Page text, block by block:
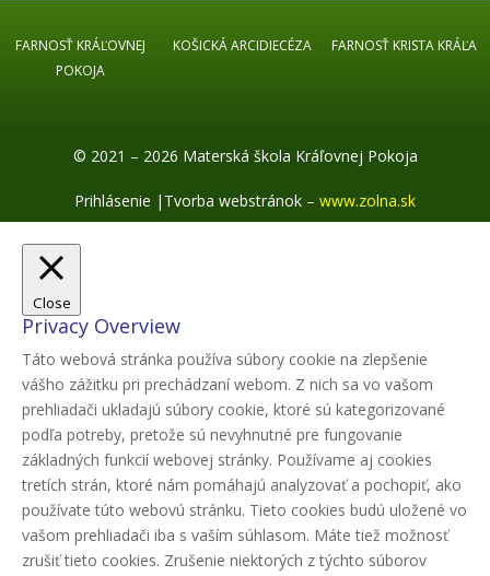
FARNOSŤ KRÁĽOVNEJ
POKOJA
KOŠICKÁ ARCIDIECÉZA FARNOSŤ KRISTA KRÁĽA
© 2021 – 2026 Materská škola Kráľovnej Pokoja
Prihlásenie | Tvorba webstránok – www.zolna.sk
Close
Privacy Overview
Táto webová stránka používa súbory cookie na zlepšenie
vášho zážitku pri prechádzaní webom. Z nich sa vo vašom
prehliadači ukladajú súbory cookie, ktoré sú kategorizované
podľa potreby, pretože sú nevyhnutné pre fungovanie
základných funkcií webovej stránky. Používame aj cookies
tretích strán, ktoré nám pomáhajú analyzovať a pochopiť, ako
používate túto webovú stránku. Tieto cookies budú uložené vo
vašom prehliadači iba s vaším súhlasom. Máte tiež možnosť
zrušiť tieto cookies. Zrušenie niektorých z týchto súborov